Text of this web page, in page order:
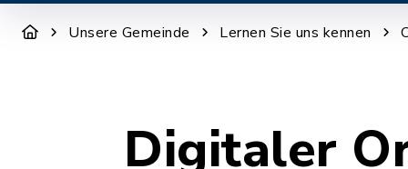
Unsere Gemeinde Lernen Sie uns kennen
Digitaler